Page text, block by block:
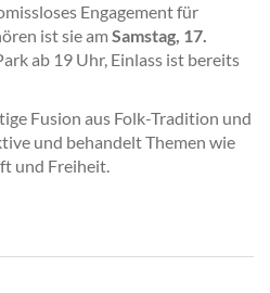
Engagement für
ist sie am Samstag, 17.
ab 19 Uhr, Einlass ist bereits
Fusion aus Folk-Tradition und
und behandelt Themen wie
und Freiheit.